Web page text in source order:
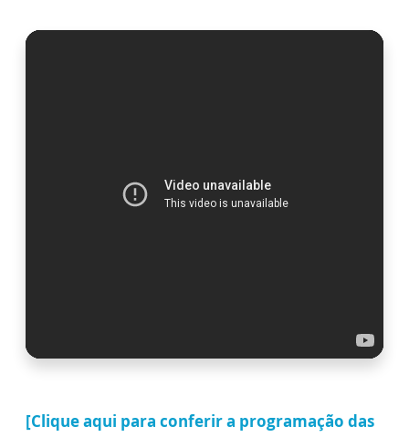
[Clique aqui para conferir a programação das